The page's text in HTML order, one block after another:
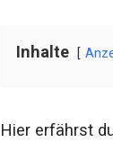
Inhalte
Hier erfährst